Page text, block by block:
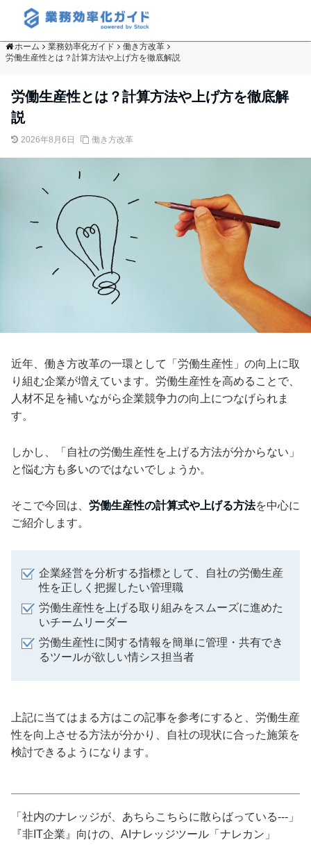
ホーム 業務効率化ガイド
働き方改革
労働生産性とは？計算方法や上げ方を徹底解説
労働生産性とは？計算方法や上げ方を徹底解
説
2026年8月6日 働き方改革
近年、働き方改革の一環として「労働生産性」の向上に取
り組む企業が増えています。労働生産性を高めることで、
人材不足を補いながら企業競争力の向上につなげられま
す。
しかし、「自社の労働生産性を上げる方法が分からない」
と悩む方も多いのではないでしょうか。
そこで今回は、 労働生産性の計算式や上げる方法を中心に
ご紹介します。
企業経営を分析する指標として、自社の労働生産
性を正しく把握したい管理職
労働生産性を上げる取り組みをスムーズに進めた
いチームリーダー
労働生産性に関する情報を簡単に管理・共有でき
るツールが欲しい情シス担当者
上記に当てはまる方はこの記事を参考にすると、労働生産
性を向上させる方法が分かり、自社の現状に合った施策を
検討できるようになります。
「社内のナレッジが、あちらこちらに散らばっている---」
『非IT企業』向けの、AIナレッジツール「ナレカン」